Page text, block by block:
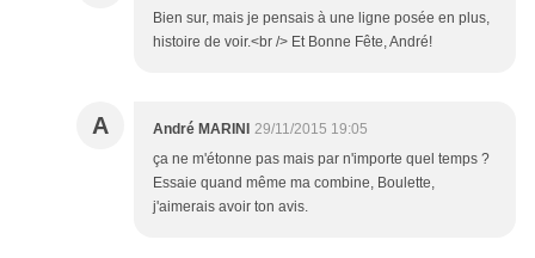
Bien sur, mais je pensais à une ligne posée en plus,
histoire de voir.<br /> Et Bonne Fête, André!
A André MARINI
29/11/2015 19:05
ça ne m'étonne pas mais par n'importe quel temps ?
Essaie quand même ma combine, Boulette,
j'aimerais avoir ton avis.